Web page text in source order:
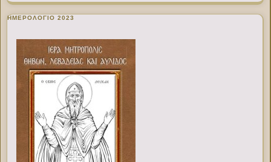
ΗΜΕΡΟΛΟΓΙΟ 2023